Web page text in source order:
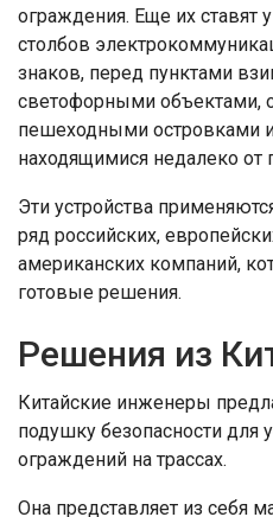
ограждения. Еще их ставят
столбов
знаков, перед пунктами
светофорными объектами,
пешеходными островками
находящимися недалеко от
Эти устройства
ряд российских,
американских компаний,
готовые решения.
Решения из
Китайские инженеры
подушку безопасности для
ограждений на трассах.
Она представляет из себя